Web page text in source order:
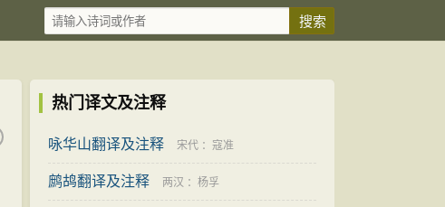
热门译文及注释
咏华山翻译及注释 宋代 ： 寇准
鹧鸪翻译及注释 两汉 ： 杨孚